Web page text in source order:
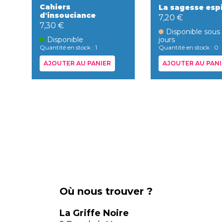
Cahiers
d'insouciance
7,30 €
Disponible
Quantité en stock : 1
AJOUTER AU PANIER
La sagesse
7,20 €
Disponible sous
jours
Quantité en stock : 0
AJOUTER AU
Où nous trouver ?
La Griffe Noire